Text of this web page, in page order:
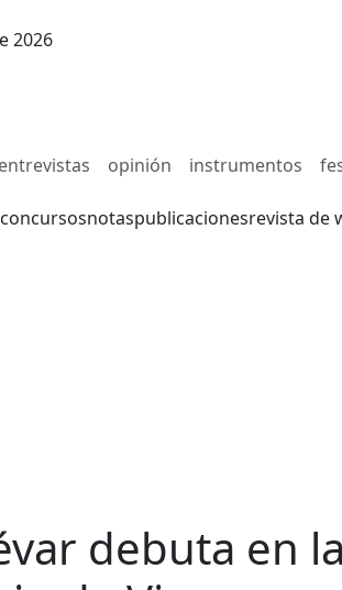
2026
entrevistas opinión instrumentos
concursosnotaspublicacionesrevista de
debuta en